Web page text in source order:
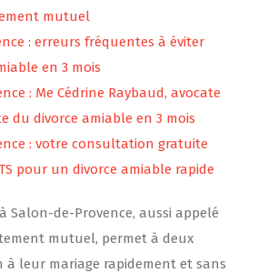
mutuel
: erreurs fréquentes à éviter
en 3 mois
: Me Cédrine Raybaud, avocate
du divorce amiable en 3 mois
: votre consultation gratuite
pour un divorce amiable rapide
Salon-de-Provence, aussi appelé
mutuel, permet à deux
à leur mariage rapidement et sans